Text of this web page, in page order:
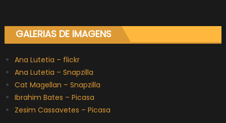
GALERIAS DE IMAGENS
Ana Lutetia – flickr
Ana Lutetia – Snapzilla
Cat Magellan – Snapzilla
Ibrahim Bates – Picasa
Zesim Cassavetes – Picasa